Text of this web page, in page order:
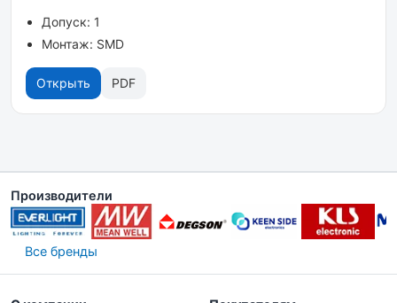
Допуск: 1
Монтаж: SMD
Открыть PDF
Производители
Все бренды